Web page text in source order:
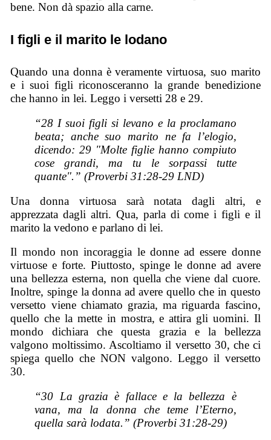
bene. Non dà spazio alla carne.
I figli e il marito le lodano
Quando una donna è veramente virtuosa, suo marito
e i suoi figli riconosceranno la grande benedizione
che hanno in lei. Leggo i versetti 28 e 29.
“28 I suoi figli si levano e la proclamano
beata; anche suo marito ne fa l’elogio,
dicendo: 29 "Molte figlie hanno compiuto
cose grandi, ma tu le sorpassi tutte
quante".” (Proverbi 31:28-29 LND)
Una donna virtuosa sarà notata dagli altri, e
apprezzata dagli altri. Qua, parla di come i figli e il
marito la vedono e parlano di lei.
Il mondo non incoraggia le donne ad essere donne
virtuose e forte. Piuttosto, spinge le donne ad avere
una bellezza esterna, non quella che viene dal cuore.
Inoltre, spinge la donna ad avere quello che in questo
versetto viene chiamato grazia, ma riguarda fascino,
quello che la mette in mostra, e attira gli uomini. Il
mondo dichiara che questa grazia e la bellezza
valgono moltissimo. Ascoltiamo il versetto 30, che ci
spiega quello che NON valgono. Leggo il versetto
30.
“30 La grazia è fallace e la bellezza è
vana, ma la donna che teme l’Eterno,
quella sarà lodata.” (Proverbi 31:28-29)